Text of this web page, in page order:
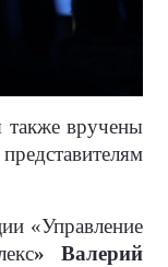
также вручены
«Управление
» Валерий